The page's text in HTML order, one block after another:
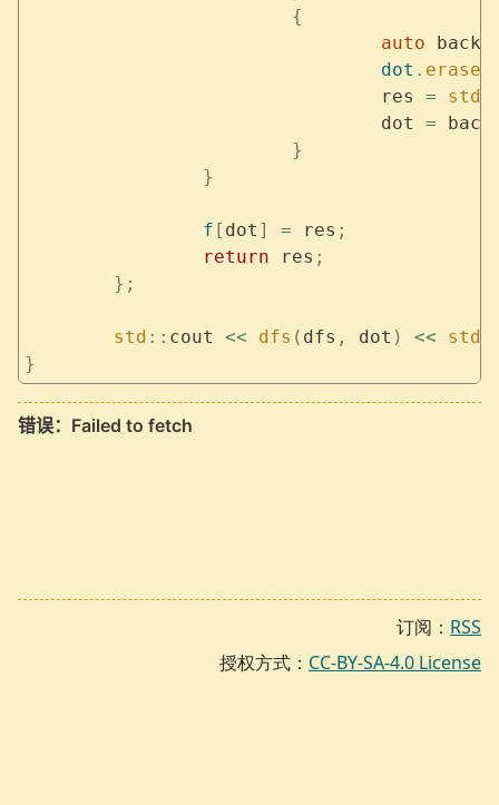
			{
				auto
				dot
. erase
				res
= std
				dot
=
			}
		}
		f
[ dot ] = res ;
		return
res ;
	};
	std
:: cout << dfs ( dfs , dot ) << std
}
订阅： RSS
授权方式： CC-BY-SA-4.0 License